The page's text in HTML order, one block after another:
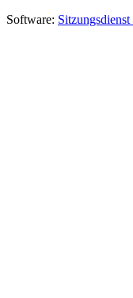
Software: Sitzungsdienst